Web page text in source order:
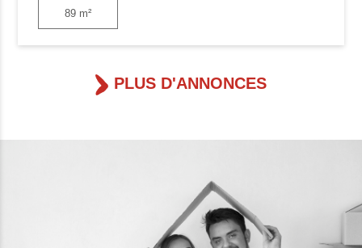
89 m²
PLUS D'ANNONCES